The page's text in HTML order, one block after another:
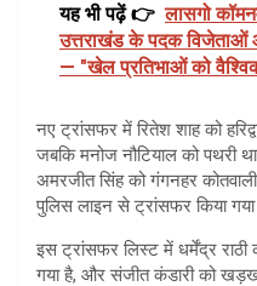
यह भी पढ़ें 👉 लासगो
उत्तराखंड के पदक विजेताओं
— "खेल प्रतिभाओं को
नए ट्रांसफर में रितेश शाह को
जबकि मनोज नौटियाल को पथरी
अमरजीत सिंह को गंगनहर कोतवाली
पुलिस लाइन से ट्रांसफर किया गया
इस ट्रांसफर लिस्ट में धर्मेंद्र
गया है, और संजीत कंडारी को